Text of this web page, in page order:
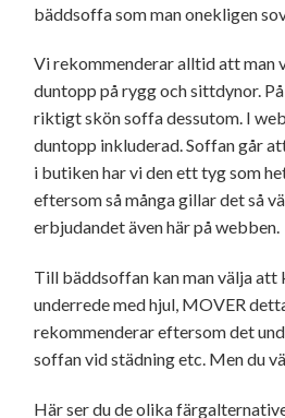
bäddsoffa som man onekligen
Vi rekommenderar alltid att man
duntopp på rygg och sittdynor. På
riktigt skön soffa dessutom. I
duntopp inkluderad. Soffan går
i butiken har vi den ett tyg som
eftersom så många gillar det så
erbjudandet även här på webben.
Till bäddsoffan kan man välja
underrede med hjul, MOVER
rekommenderar eftersom det
soffan vid städning etc. Men du
Här ser du de olika